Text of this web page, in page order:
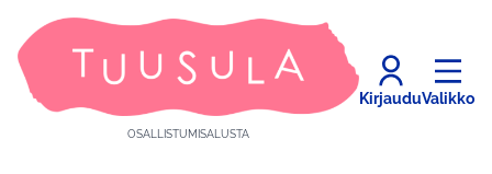
OSALLISTUMISALUSTA
KirjauduValikko